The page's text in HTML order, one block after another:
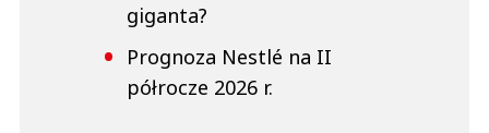
giganta?
Prognoza Nestlé na II
półrocze 2026 r.